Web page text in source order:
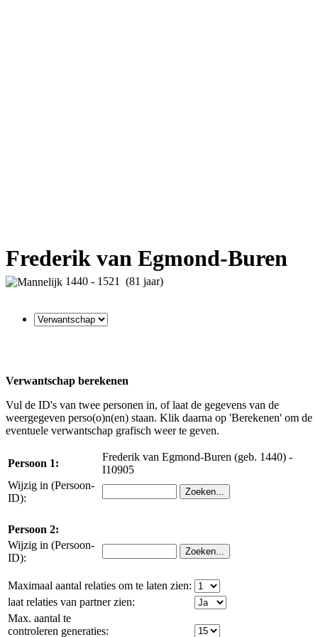
Frederik van Egmond-Buren
1440 - 1521 (81 jaar)
Verwantschap berekenen
Vul de ID's van twee personen in, of laat de gegevens van de
weergegeven perso(o)n(en) staan. Klik daarna op 'Berekenen' om de
eventuele verwantschap grafisch weer te geven.
Persoon 1:
Frederik van Egmond-Buren (geb. 1440) -
I10905
Wijzig in (Persoon-
ID):
Persoon 2:
Wijzig in (Persoon-
ID):
Maximaal aantal relaties om te laten zien:
laat relaties van partner zien:
Max. aantal te
controleren generaties: